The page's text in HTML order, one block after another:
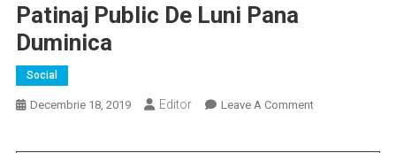
Patinaj Public De Luni Pana
Duminica
Social
Decembrie 18, 2019 Editor Leave A CommentOn